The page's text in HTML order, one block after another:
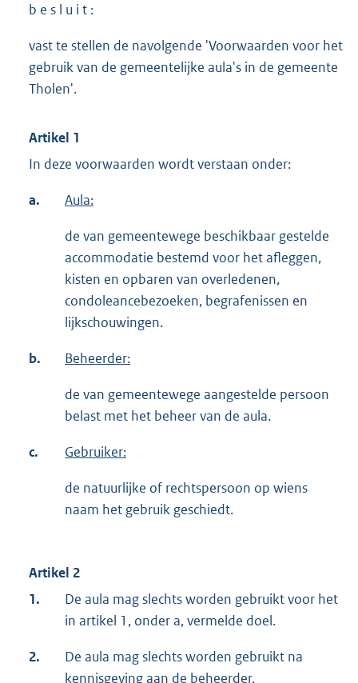
b e s l u i t :
vast te stellen de navolgende 'Voorwaarden voor het
gebruik van de gemeentelijke aula's in de gemeente
Tholen'.
Artikel 1
In deze voorwaarden wordt verstaan onder:
a. Aula:
de van gemeentewege beschikbaar gestelde
accommodatie bestemd voor het afleggen,
kisten en opbaren van overledenen,
condoleancebezoeken, begrafenissen en
lijkschouwingen.
b. Beheerder:
de van gemeentewege aangestelde persoon
belast met het beheer van de aula.
c. Gebruiker:
de natuurlijke of rechtspersoon op wiens
naam het gebruik geschiedt.
Artikel 2
1.
De aula mag slechts worden gebruikt voor het
in artikel 1, onder a, vermelde doel.
2.
De aula mag slechts worden gebruikt na
kennisgeving aan de beheerder.